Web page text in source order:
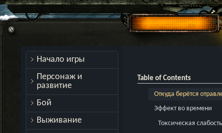
Начало игры
Персонаж и
развитие
Бой
Выживание
Table of Contents
Откуда берётся
Эффект во времени
Токсическая слабость